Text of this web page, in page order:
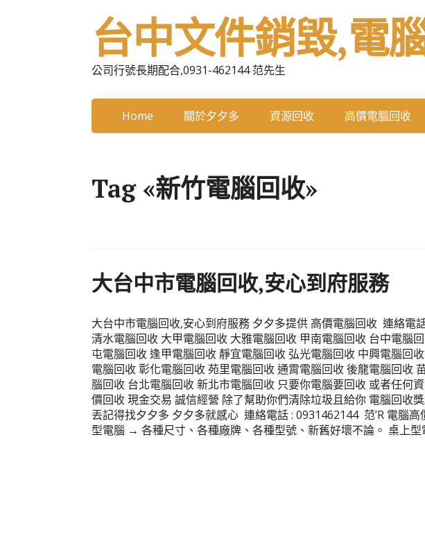
台中文件銷毀,電
公司行號長期配合,0931-462144 范先生
Home 關於夕夕多 資源回收 高價電腦回收
Tag «新竹電腦回收»
大台中市電腦回收,安心到府服務
大台中市電腦回收,安心到府服務 夕夕多提供 高價電腦回收 連絡電
清水電腦回收 大甲電腦回收 大雅電腦回收 甲南電腦回收 台中電腦
屯電腦回收 逢甲電腦回收 靜宜電腦回收 弘光電腦回收 中興電腦回
電腦回收 彰化電腦回收 苑里電腦回收 通霄電腦回收 後龍電腦回收
腦回收 台北電腦回收 新北市電腦回收 只要你電腦要回收 或者任何
價回收 現金交易 誠信經營 除了幫助你們清除垃圾且給你 電腦回收
丟記得找夕夕多 夕夕多就感心 連絡電話 : 0931462144 范’R 電腦
型電腦 → 各種尺寸、各種廠牌、各種型號、新舊好壞不論。 桌上型